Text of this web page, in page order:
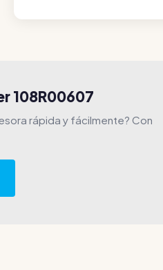
108R00607
rápida y fácilmente? Con